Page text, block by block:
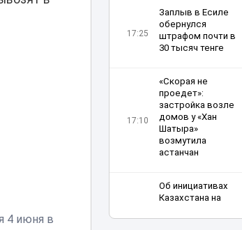
4 июня в
17:25
Заплыв в Есиле
обернулся
штрафом почти в
30 тысяч тенге
17:10
«Скорая не
проедет»:
застройка возле
домов у «Хан
Шатыра»
возмутила
астанчан
17:00
Об инициативах
Казахстана на
разные годы